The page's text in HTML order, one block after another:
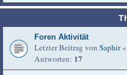
Foren Aktivität
Letzter Beitrag von Saphir«
Antworten: 17